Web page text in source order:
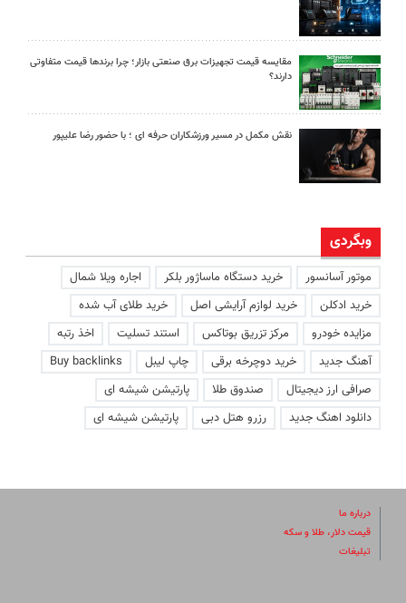
مقایسه قیمت تجهیزات برق صنعتی بازار؛ چرا برندها قیمت متفاوتی
دارند؟
نقش مکمل در مسیر ورزشکاران حرفه ای ؛ با حضور رضا علیپور
وبگردی
موتور آسانسور خرید دستگاه ماساژور بلکر
اجاره ویلا شمال
خرید ادکلن
خرید لوازم آرایشی اصل
خرید طلای آب شده
مزایده خودرو
مرکز تزریق بوتاکس استند تسلیت
اخذ رتبه
آهنگ جدید
خرید دوچرخه برقی چاپ لیبل
Buy backlinks
صرافی ارز دیجیتال
صندوق طلا
پارتیشن شیشه ای
دانلود اهنگ جدید
رزرو هتل دبی پارتیشن شیشه ای
درباره ما
قیمت دلار، طلا و سکه
تبلیغات